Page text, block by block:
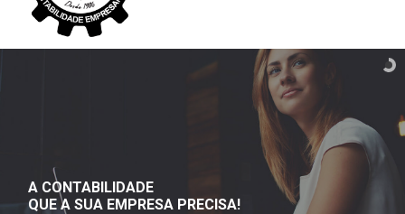
A CONTABILIDADE
QUE A SUA EMPRESA PRECISA!